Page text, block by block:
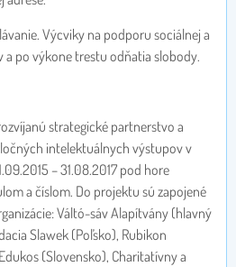
Výcviky na podporu sociálnej a
a po výkone trestu odňatia slobody.
strategické partnerstvo a
intelektuálnych výstupov v
– 31.08.2017 pod hore
a číslom. Do projektu sú zapojené
Váltó-sáv Alapítvány (hlavný
Slawek (Poľsko), Rubikon
(Slovensko), Charitatívny a